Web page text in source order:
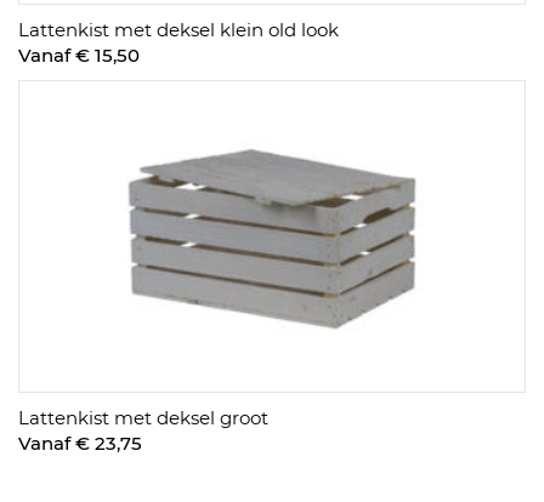
Lattenkist met deksel klein old look
Vanaf € 15,50
Lattenkist met deksel groot
Vanaf € 23,75